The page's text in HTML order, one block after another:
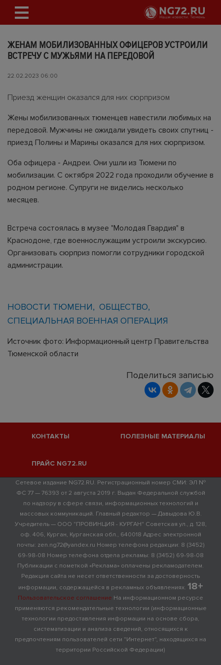
ЖЕНАМ МОБИЛИЗОВАННЫХ ОФИЦЕРОВ УСТРОИЛИ
ВСТРЕЧУ С МУЖЬЯМИ НА ПЕРЕДОВОЙ
22.02.2023 06:00
Приезд женщин оказался для них сюрпризом
Жены мобилизованных тюменцев навестили любимых на
передовой. Мужчины не ожидали увидеть своих спутниц -
приезд Полины и Марины оказался для них сюрпризом.
Оба офицера - Андреи. Они ушли из Тюмени по
мобилизации. С октября 2022 года проходили обучение в
родном регионе. Супруги не виделись несколько
месяцев.
Встреча состоялась в музее "Молодая Гвардия" в
Краснодоне, где военнослужащим устроили экскурсию.
Организовать сюрприз помогли сотрудники городской
администрации.
НОВОСТИ ТЮМЕНИ
ОБЩЕСТВО
СПЕЦИАЛЬНАЯ ВОЕННАЯ ОПЕРАЦИЯ
Источник фото: Информационный центр Правительства
Тюменской области
Поделиться записью
КОНТАКТЫ ПОЛЕЗНЫЕ МАТЕРИАЛЫ
ПРАЙС NG72.RU
Сетевое издание NG72.RU. Регистрационный номер СМИ: ЭЛ №
ФС 77 — 76393 от 2 августа 2019 г. Выдан Федеральной службой
по надзору в сфере связи, информационных технологий и
массовых коммуникаций. Главный редактор — Давыдова Ю.В.
Учредитель — ООО "ПРОВИНЦИЯ - КУРГАН" Советская ул., д. 128,
оф. 406, Курган, Курганская обл., 640018 Адрес электронной
почты: zen.ng72@yandex.ru Номер телефона редакции: 8 (3452)
69-98-08 Номер телефона отдела рекламы: 8 (3452) 69-98-08
Публикации с пометкой «Реклама» оплачены рекламодателем.
Редакция сайта не несет ответственности за достоверность
информации, содержащейся в рекламных объявлениях. 18+
Пользовательское соглашение На информационном ресурсе
применяются рекомендательные технологии (информационные
технологии предоставления информации на основе сбора,
систематизации и анализа сведений, относящихся к
предпочтениям пользователей сети "Интернет", находящихся на
территории Российской Федерации)